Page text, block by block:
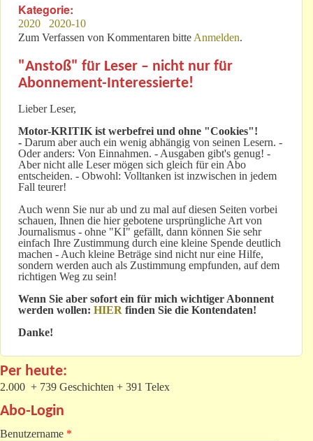
Kategorie:
2020
2020-10
Zum Verfassen von Kommentaren bitte Anmelden.
"Anstoß" für Leser – nicht nur für
Abonnement-Interessierte!
Lieber Leser,
Motor-KRITIK ist werbefrei und ohne "Cookies"!
- Darum aber auch ein wenig abhängig von seinen Lesern. -
Oder anders: Von Einnahmen. - Ausgaben gibt's genug! -
Aber nicht alle Leser mögen sich gleich für ein Abo
entscheiden. - Obwohl: Volltanken ist inzwischen in jedem
Fall teurer!
Auch wenn Sie nur ab und zu mal auf diesen Seiten vorbei
schauen, Ihnen die hier gebotene ursprüngliche Art von
Journalismus - ohne "KI" gefällt, dann können Sie sehr
einfach Ihre Zustimmung durch eine kleine Spende deutlich
machen - Auch kleine Beträge sind nicht nur eine Hilfe,
sondern werden auch als Zustimmung empfunden, auf dem
richtigen Weg zu sein!
Wenn Sie aber sofort ein für mich wichtiger Abonnent
werden wollen: HIER finden Sie die Kontendaten!
Danke!
Per heute:
2.000 + 739 Geschichten + 391 Telex
Abo-Login
Benutzername *